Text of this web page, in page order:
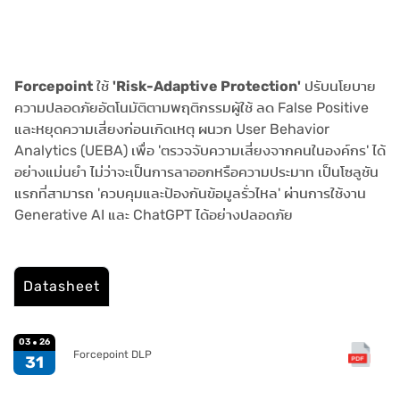
Forcepoint ใช้ 'Risk-Adaptive Protection' ปรับนโยบาย
ความปลอดภัยอัตโนมัติตามพฤติกรรมผู้ใช้ ลด False Positive
และหยุดความเสี่ยงก่อนเกิดเหตุ ผนวก User Behavior
Analytics (UEBA) เพื่อ 'ตรวจจับความเสี่ยงจากคนในองค์กร' ได้
อย่างแม่นยำ ไม่ว่าจะเป็นการลาออกหรือความประมาท เป็นโซลูชัน
แรกที่สามารถ 'ควบคุมและป้องกันข้อมูลรั่วไหล' ผ่านการใช้งาน
Generative AI และ ChatGPT ได้อย่างปลอดภัย
Datasheet
03 26
31 Forcepoint DLP